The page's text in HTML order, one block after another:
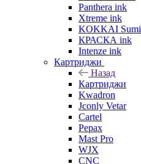
Panthera ink
Xtreme ink
KOKKAI Sumi
КРАСКА ink
Intenze ink
Картриджи
Назад
Картриджи
Kwadron
Jconly Vetar
Cartel
Pepax
Mast Pro
WJX
CNC